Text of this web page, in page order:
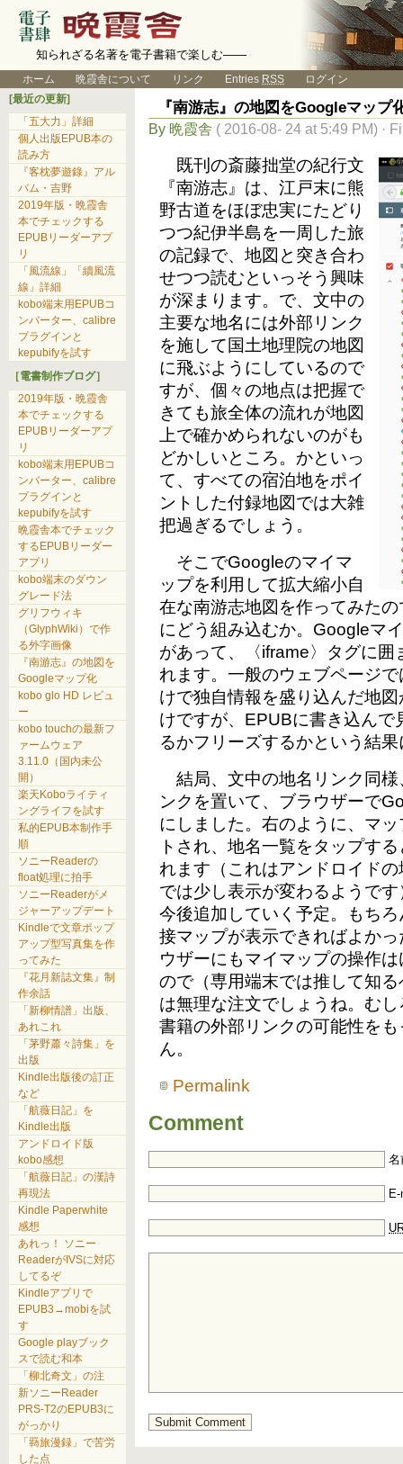
知られざる名著を電子書籍で楽しむ――
ホーム 晩霞舎について リンク Entries RSS ログイン
『南游志』の地図をGoogleマップ
By 晩霞舎 ( 2016-08- 24 at 5:49 PM) ·
既刊の斎藤拙堂の紀行文
『南游志』は、江戸末に熊
野古道をほぼ忠実にたどり
つつ紀伊半島を一周した旅
の記録で、地図と突き合わ
せつつ読むといっそう興味
が深まります。で、文中の
主要な地名には外部リンク
を施して国土地理院の地図
に飛ぶようにしているので
すが、個々の地点は把握で
きても旅全体の流れが地図
上で確かめられないのがも
どかしいところ。かといっ
て、すべての宿泊地をポイ
ントした付録地図では大雑
把過ぎるでしょう。
そこでGoogleのマイマ
ップを利用して拡大縮小自
在な南游志地図を作ってみた
にどう組み込むか。Googleマ
があって、〈iframe〉タグに
れます。一般のウェブページ
けで独自情報を盛り込んだ地
けですが、EPUBに書き込ん
るかフリーズするかという結果
結局、文中の地名リンク同
ンクを置いて、ブラウザーで
にしました。右のように、マ
トされ、地名一覧をタップす
れます（これはアンドロイド
では少し表示が変わるようで
今後追加していく予定。もち
接マップが表示できればよか
ウザーにもマイマップの操作
ので（専用端末では推して知
は無理な注文でしょうね。む
書籍の外部リンクの可能性を
ん。
Permalink
Comment
名
[最近の更新]
「五大力」詳細
個人出版EPUB本の
読み方
『客枕夢遊錄』アル
バム・吉野
2019年版・晩霞舎
本でチェックする
EPUBリーダーアプ
リ
「風流線」「續風流
線」詳細
kobo端末用EPUBコ
ンバーター、calibre
プラグインと
kepubifyを試す
［電書制作ブログ］
2019年版・晩霞舎
本でチェックする
EPUBリーダーアプ
リ
kobo端末用EPUBコ
ンバーター、calibre
プラグインと
kepubifyを試す
晩霞舎本でチェック
するEPUBリーダー
アプリ
kobo端末のダウン
グレード法
グリフウィキ
（GlyphWiki）で作
る外字画像
『南游志』の地図を
Googleマップ化
kobo glo HD レビュ
ー
kobo touchの最新フ
ァームウェア
3.11.0（国内未公
開）
楽天Koboライティ
ングライフを試す
私的EPUB本制作手
順
ソニーReaderの
float処理に拍手
ソニーReaderがメ
ジャーアップデート
Kindleで文章ポップ
アップ型写真集を作
ってみた
『花月新誌文集』制
作余話
「新柳情譜」出版、
あれこれ
「茅野蕭々詩集」を
出版
Kindle出版後の訂正
など
「航薇日記」を
Kindle出版
アンドロイド版
kobo感想
「航薇日記」の漢詩
再現法
Kindle Paperwhite
感想
あれっ！ ソニー
ReaderがIVSに対応
してるぞ
Kindleアプリで
EPUB3→mobiを試
す
Google playブック
スで読む和本
「柳北奇文」の注
新ソニーReader
PRS-T2のEPUB3に
がっかり
「羇旅漫録」で苦労
した点